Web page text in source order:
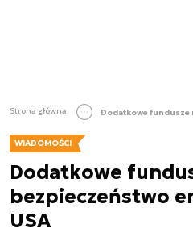
Strona główna Dodatkowe fundusze
WIADOMOŚCI
Dodatkowe
bezpieczeństwo
USA